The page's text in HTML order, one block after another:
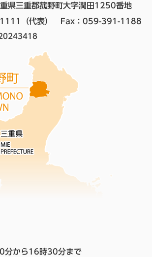
県三重郡菰野町大字潤田1250番地
（代表）
Fax：059-391-1188
分から16時30分まで